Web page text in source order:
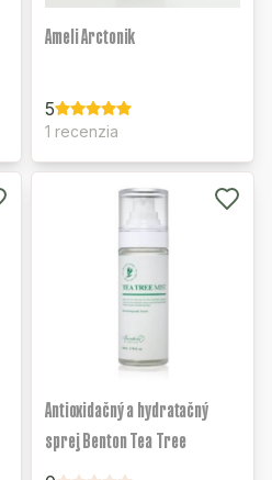
Ameli Arctonik
5
1 recenzia
Antioxidačný a hydratačný
sprej Benton Tea Tree